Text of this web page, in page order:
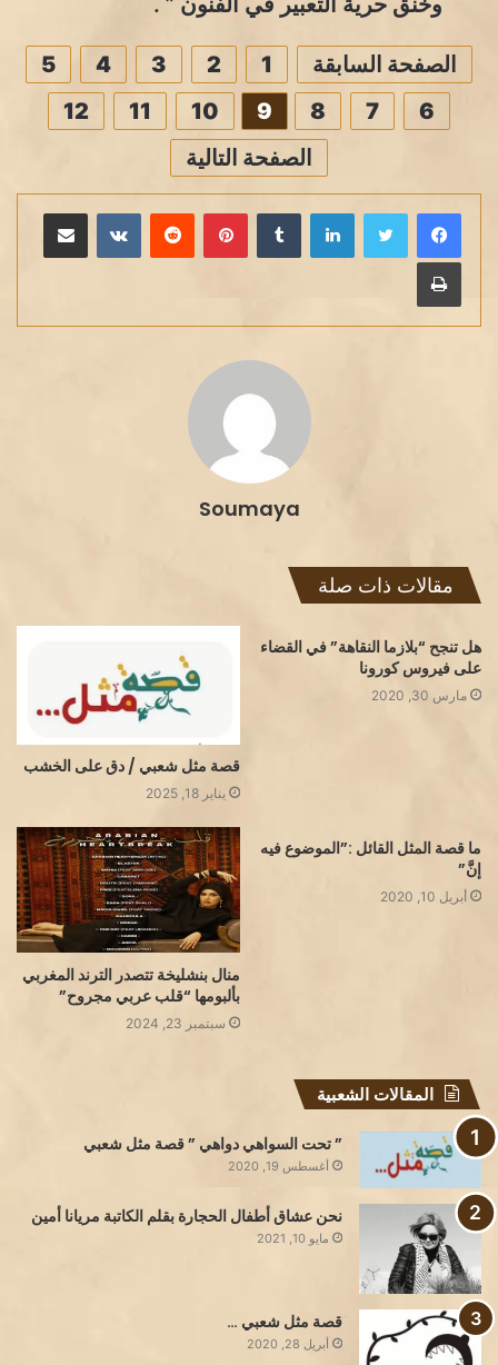
الصفحة السابقة 1
2
3
4
5
6
7
8
9
10
11
12
الصفحة التالية
لينكدإن بينتيريست مشاركة عبر البريد
طباعة
Soumaya
مقالات ذات صلة
هل تنجح “بلازما النقاهة” في القضاء
على فيروس كورونا
مارس 30, 2020
قصة مثل شعبي / دق على الخشب
يناير 18, 2025
ما قصة المثل القائل :”الموضوع فيه
إنَّ”
أبريل 10, 2020
منال بنشليخة تتصدر الترند المغربي
بألبومها “قلب عربي مجروح”
سبتمبر 23, 2024
المقالات الشعبية
” تحت السواهي دواهي ” قصة مثل شعبي
أغسطس 19, 2020
نحن عشاق أطفال الحجارة بقلم الكاتبة مريانا أمين
مايو 10, 2021
قصة مثل شعبي …
أبريل 28, 2020